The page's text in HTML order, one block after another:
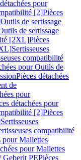
pour
[2]Pièces
Outils de sertissage
de sertissage
[2XL]Pièces
Sertisseuses
compatibilité
pour Outils de
Pièces détachées
de
pour
détachées pour
[2]Pièces
Sertisseuses
compatibilité
pour Mallettes
pour Mallettes
Geberit PEPièces